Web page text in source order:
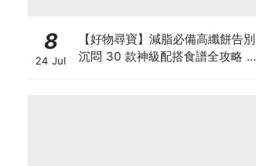
8
24 Jul
【好物尋寶】減脂必備高纖餅告別
沉悶 30 款神級配搭食譜全攻略 日